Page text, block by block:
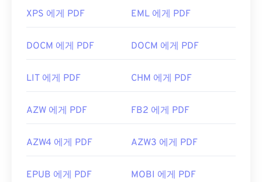
XPS 에게 PDF EML 에게 PDF
DOCM 에게 PDF DOCM 에게 PDF
LIT 에게 PDF CHM 에게 PDF
AZW 에게 PDF FB2 에게 PDF
AZW4 에게 PDF AZW3 에게 PDF
EPUB 에게 PDF MOBI 에게 PDF